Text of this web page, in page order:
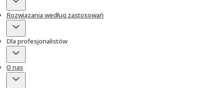
Rozwiązania według zastosowań
Dla profesjonalistów
O nas